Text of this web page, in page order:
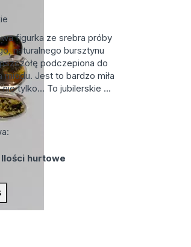
figurka ze srebra próby
naturalnego bursztynu
podczepiona do
miodu. Jest to bardzo miła
tylko... To jubilerskie ...
Ilości hurtowe